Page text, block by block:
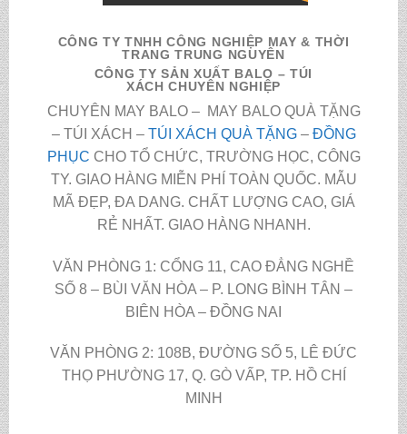
CÔNG TY TNHH CÔNG NGHIỆP MAY & THỜI
TRANG TRUNG NGUYÊN
CÔNG TY SẢN XUẤT BALO – TÚI
XÁCH CHUYÊN NGHIỆP
CHUYÊN MAY BALO – MAY BALO QUÀ TẶNG
– TÚI XÁCH – TÚI XÁCH QUÀ TẶNG– ĐỒNG
PHỤC CHO TỔ CHỨC, TRƯỜNG HỌC, CÔNG
TY. GIAO HÀNG MIỄN PHÍ TOÀN QUỐC. MẪU
MÃ ĐẸP, ĐA DANG. CHẤT LƯỢNG CAO, GIÁ
RẺ NHẤT. GIAO HÀNG NHANH.
VĂN PHÒNG 1: CỔNG 11, CAO ĐẲNG NGHỀ
SỐ 8 – BÙI VĂN HÒA – P. LONG BÌNH TÂN –
BIÊN HÒA – ĐỒNG NAI
VĂN PHÒNG 2: 108B, ĐƯỜNG SỐ 5, LÊ ĐỨC
THỌ PHƯỜNG 17, Q. GÒ VẤP, TP. HỒ CHÍ
MINH